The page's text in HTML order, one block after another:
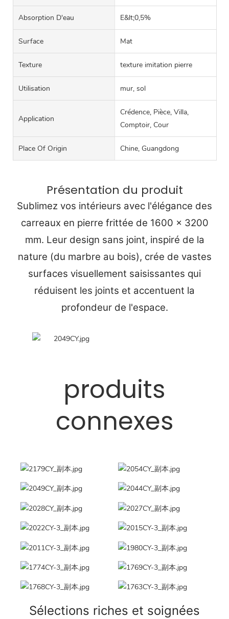
Absorption D'eau E&lt;0,5%
Surface Mat
Texture texture imitation pierre
Utilisation mur, sol
Application
Crédence, Pièce, Villa,
Comptoir, Cour
Place Of Origin Chine, Guangdong
Présentation du produit
Sublimez vos intérieurs avec l'élégance des
carreaux en pierre frittée de 1600 x 3200
mm. Leur design sans joint, inspiré de la
nature (du marbre au bois), crée de vastes
surfaces visuellement saisissantes qui
réduisent les joints et accentuent la
profondeur de l'espace.
produits
connexes
Sélections riches et soignées